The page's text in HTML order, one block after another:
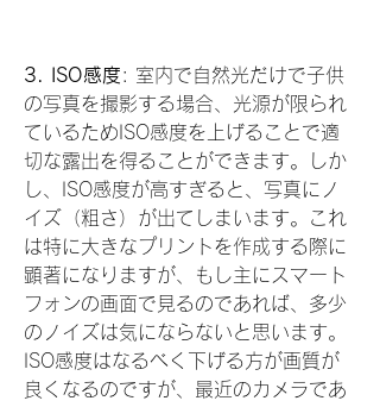
3. ISO感度: 室内で自然光だけで子供
の写真を撮影する場合、光源が限られ
ているためISO感度を上げることで適
切な露出を得ることができます。しか
し、ISO感度が高すぎると、写真にノ
イズ（粗さ）が出てしまいます。これ
は特に大きなプリントを作成する際に
顕著になりますが、もし主にスマート
フォンの画面で見るのであれば、多少
のノイズは気にならないと思います。
ISO感度はなるべく下げる方が画質が
良くなるのですが、最近のカメラであ